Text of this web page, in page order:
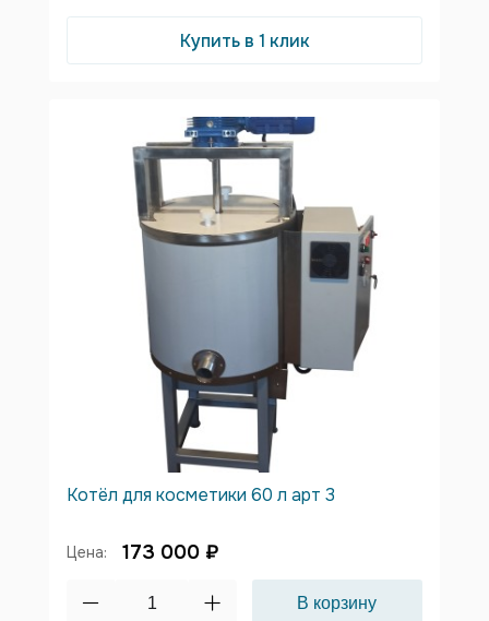
Купить в 1 клик
Котёл для косметики 60 л арт 3
Цена: 173 000 ₽